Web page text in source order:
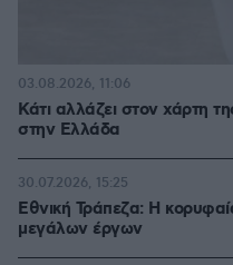
Κάτι αλλάζει στον χάρτη
στην Ελλάδα
03.08.2026, 11:06
Εθνική Τράπεζα: Η
μεγάλων έργων
30.07.2026, 15:25